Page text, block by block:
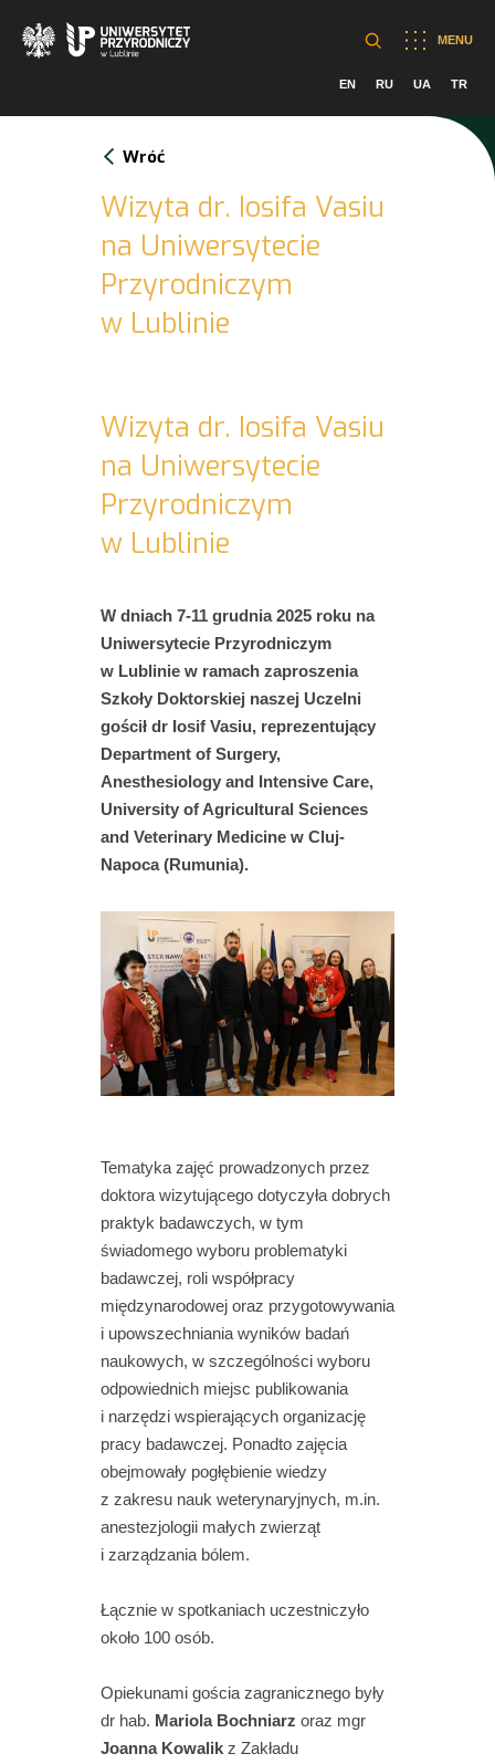
MENU
EN RU UA TR
Wróć
Wizyta dr. Iosifa Vasiu
na Uniwersytecie
Przyrodniczym
w Lublinie
Wizyta dr. Iosifa Vasiu
na Uniwersytecie
Przyrodniczym
w Lublinie
W dniach 7-11 grudnia 2025 roku na
Uniwersytecie Przyrodniczym
w Lublinie w ramach zaproszenia
Szkoły Doktorskiej naszej Uczelni
gościł dr Iosif Vasiu, reprezentujący
Department of Surgery,
Anesthesiology and Intensive Care,
University of Agricultural Sciences
and Veterinary Medicine w Cluj-
Napoca (Rumunia).
Tematyka zajęć prowadzonych przez
doktora wizytującego dotyczyła dobrych
praktyk badawczych, w tym
świadomego wyboru problematyki
badawczej, roli współpracy
międzynarodowej oraz przygotowywania
i upowszechniania wyników badań
naukowych, w szczególności wyboru
odpowiednich miejsc publikowania
i narzędzi wspierających organizację
pracy badawczej. Ponadto zajęcia
obejmowały pogłębienie wiedzy
z zakresu nauk weterynaryjnych, m.in.
anestezjologii małych zwierząt
i zarządzania bólem.
Łącznie w spotkaniach uczestniczyło
około 100 osób.
Opiekunami gościa zagranicznego były
dr hab. Mariola Bochniarz oraz mgr
Joanna Kowalikz Zakładu